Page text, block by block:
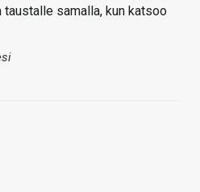
samalla, kun katsoo